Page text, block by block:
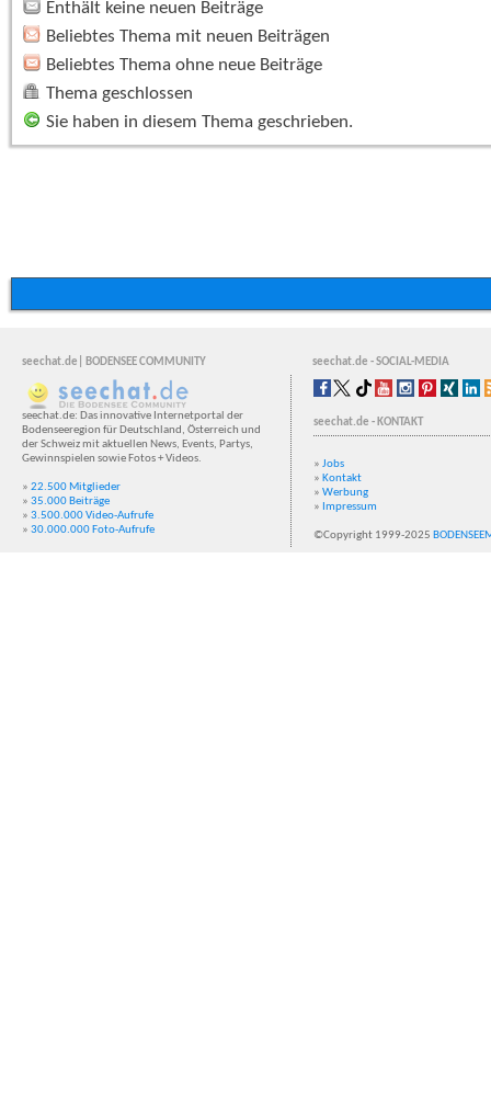
Enthält keine neuen Beiträge
Beliebtes Thema mit neuen Beiträgen
Beliebtes Thema ohne neue Beiträge
Thema geschlossen
Sie haben in diesem Thema geschrieben.
seechat.de| BODENSEE COMMUNITY seechat.de - SOCIAL-MEDIA
seechat.de: Das innovative Internetportal der
Bodenseeregion für Deutschland, Österreich und
der Schweiz mit aktuellen News, Events, Partys,
Gewinnspielen sowie Fotos + Videos.
» 22.500 Mitglieder
» 35.000 Beiträge
» 3.500.000 Video-Aufrufe
» 30.000.000 Foto-Aufrufe
seechat.de - KONTAKT
» Jobs
» Kontakt
» Werbung
» Impressum
©Copyright 1999-2025